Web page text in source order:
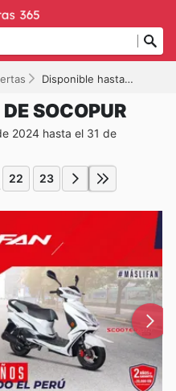
Disponible hasta el 31/12/2024
SOCOPUR
2024 hasta el 31 de
22 23